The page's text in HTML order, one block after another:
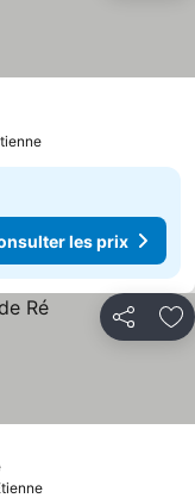
les prix
Partager